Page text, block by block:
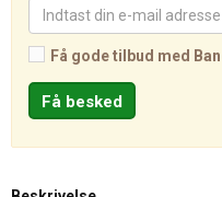
Få gode tilbud med